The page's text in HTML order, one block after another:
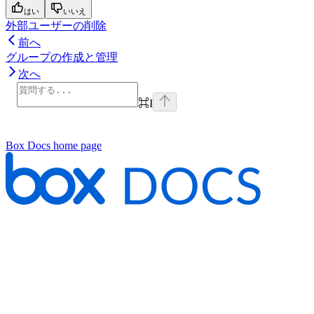
はい いいえ
外部ユーザーの削除
前へ
グループの作成と管理
次へ
⌘I
Box Docs home page